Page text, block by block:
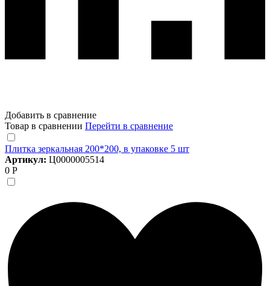
Добавить в сравнение
Товар в сравнении Перейти в сравнение
Плитка зеркальная 200*200, в упаковке 5 шт
Артикул: Ц0000005514
0 Р